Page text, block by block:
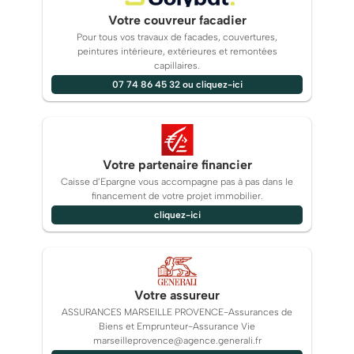
Votre couvreur facadier
Pour tous vos travaux de facades, couvertures,
peintures intérieure, extérieures et remontées
capillaires.
07 74 86 45 32 ou cliquez-ici
Votre partenaire financier
Caisse d’Epargne vous accompagne pas à pas dans le
financement de votre projet immobilier.
cliquez-ici
Votre assureur
ASSURANCES MARSEILLE PROVENCE-Assurances de
Biens et Emprunteur-Assurance Vie
marseilleprovence@agence.generali.fr